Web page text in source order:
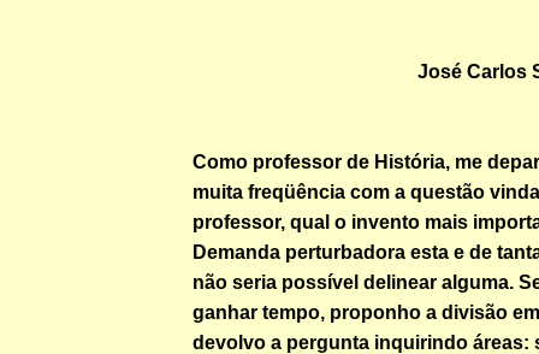
José Carlos
Como professor de História, me
muita freqüência com a questão
professor, qual o invento mais
Demanda perturbadora esta e de
não seria possível delinear alguma.
ganhar tempo, proponho a divisão
devolvo a pergunta inquirindo áreas: